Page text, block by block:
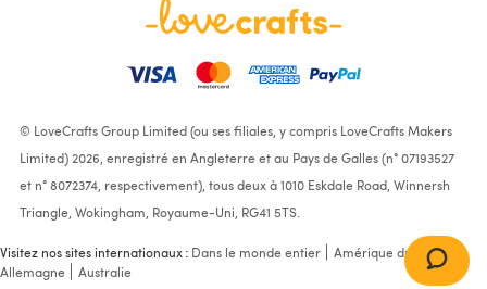
© LoveCrafts Group Limited (ou ses filiales, y compris LoveCrafts Makers
Limited) 2026, enregistré en Angleterre et au Pays de Galles (n° 07193527
et n° 8072374, respectivement), tous deux à 1010 Eskdale Road, Winnersh
Triangle, Wokingham, Royaume-Uni, RG41 5TS.
Visitez nos sites internationaux : Dans le monde entier
Amérique du Nord
Allemagne
Australie